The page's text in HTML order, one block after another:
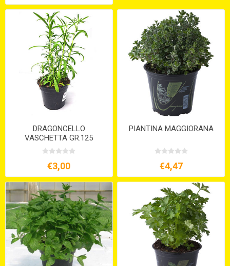
DRAGONCELLO
VASCHETTA GR.125
€3,00
PIANTINA MAGGIORANA
€4,47